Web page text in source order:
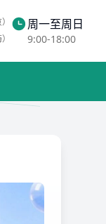
周一至周日
9:00-18:00